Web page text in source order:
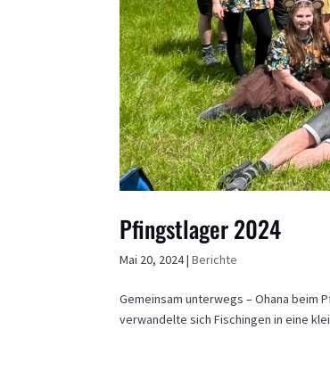
Pfingstlager 2024
Mai 20, 2024|Berichte
Gemeinsam unterwegs – Ohana beim
verwandelte sich Fischingen in eine